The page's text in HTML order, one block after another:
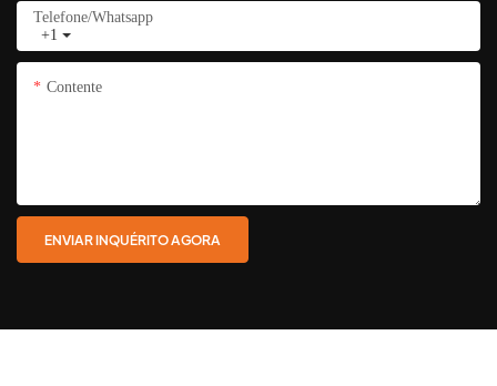
+1
Telefone/whatsapp
Contente
ENVIAR INQUÉRITO AGORA